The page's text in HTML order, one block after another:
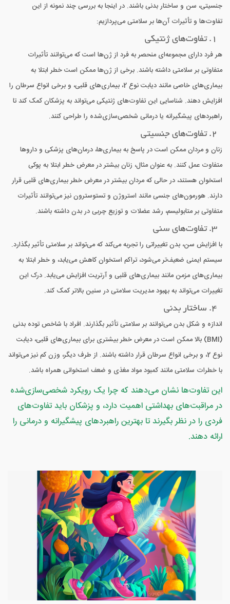
جنسیتی، سن و ساختار بدنی باشند. در اینجا به بررسی چند نمونه از این
تفاوت‌ها و تأثیرات آن‌ها بر سلامتی می‌پردازیم:
1. تفاوت‌های ژنتیکی
هر فرد دارای مجموعه‌ای منحصر به فرد از ژن‌ها است که می‌توانند تأثیرات
متفاوتی بر سلامتی داشته باشند. برخی از ژن‌ها ممکن است خطر ابتلا به
بیماری‌های خاصی مانند دیابت نوع 2، بیماری‌های قلبی، و برخی انواع سرطان را
افزایش دهند. شناسایی این تفاوت‌های ژنتیکی می‌تواند به پزشکان کمک کند تا
راهبردهای پیشگیرانه یا درمانی شخصی‌سازی‌شده را طراحی کنند.
2. تفاوت‌های جنسیتی
زنان و مردان ممکن است در پاسخ به بیماری‌ها، درمان‌های پزشکی و داروها
متفاوت عمل کنند. به عنوان مثال، زنان بیشتر در معرض خطر ابتلا به پوکی
استخوان هستند، در حالی که مردان بیشتر در معرض خطر بیماری‌های قلبی قرار
دارند. هورمون‌های جنسی مانند استروژن و تستوسترون نیز می‌توانند تأثیرات
متفاوتی بر متابولیسم، رشد عضلات و توزیع چربی در بدن داشته باشند.
3. تفاوت‌های سنی
با افزایش سن، بدن تغییراتی را تجربه می‌کند که می‌تواند بر سلامتی تأثیر بگذارد.
سیستم ایمنی ضعیف‌تر می‌شود، تراکم استخوان کاهش می‌یابد، و خطر ابتلا به
بیماری‌های مزمن مانند بیماری‌های قلبی و آرتریت افزایش می‌یابد. درک این
تغییرات می‌تواند به بهبود مدیریت سلامتی در سنین بالاتر کمک کند.
4. ساختار بدنی
اندازه و شکل بدن می‌توانند بر سلامتی تأثیر بگذارند. افراد با شاخص توده بدنی
(BMI) بالا ممکن است در معرض خطر بیشتری برای بیماری‌های قلبی، دیابت
نوع 2، و برخی انواع سرطان قرار داشته باشند. از طرف دیگر، وزن کم نیز می‌تواند
با خطرات سلامتی مانند کمبود مواد مغذی و ضعف استخوانی همراه باشد.
این تفاوت‌ها نشان می‌دهند که چرا یک رویکرد شخصی‌سازی‌شده
در مراقبت‌های بهداشتی اهمیت دارد، و پزشکان باید تفاوت‌های
فردی را در نظر بگیرند تا بهترین راهبردهای پیشگیرانه و درمانی را
ارائه دهند.